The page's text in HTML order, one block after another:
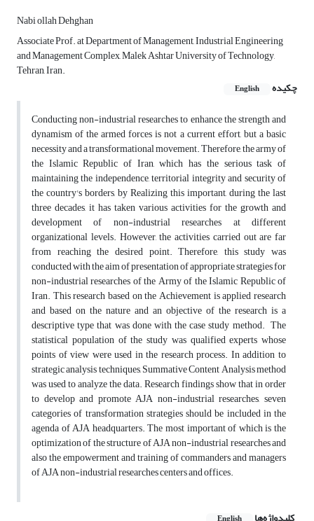
Nabi ollah Dehghan
Associate Prof. at Department of Management, Industrial Engineering
and Management Complex, Malek Ashtar University of Technology,
Tehran, Iran.
چکیده
English
Conducting non-industrial researches to enhance the strength and
dynamism of the armed forces is not a current effort, but a basic
necessity and a transformational movement. Therefore, the army of
the Islamic Republic of Iran, which has the serious task of
maintaining the independence, territorial integrity and security of
the country's borders, by Realizing this important, during the last
three decades, it has taken various activities for the growth and
development of non-industrial researches at different
organizational levels. However, the activities carried out are far
from reaching the desired point. Therefore, this study was
conducted with the aim of presentation of appropriate strategies for
non-industrial researches of the Army of the Islamic Republic of
Iran. This research based on the Achievement is applied research
and based on the nature and an objective of the research is a
descriptive type that was done with the case study method. The
statistical population of the study was qualified experts whose
points of view were used in the research process. In addition to
strategic analysis techniques, Summative Content Analysis method
was used to analyze the data. Research findings show that in order
to develop and promote AJA non-industrial researches, seven
categories of transformation strategies should be included in the
agenda of AJA headquarters. The most important of which is the
optimization of the structure of AJA non-industrial researches and
also the empowerment and training of commanders and managers
of AJA non-industrial researches centers and offices.